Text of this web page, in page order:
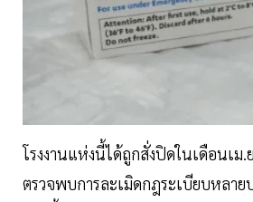
โรงงานแห่งนี้ได้ถูกสั่งปิดในเดือนเม
ตรวจพบการละเมิดกฎระเบียบหลาย